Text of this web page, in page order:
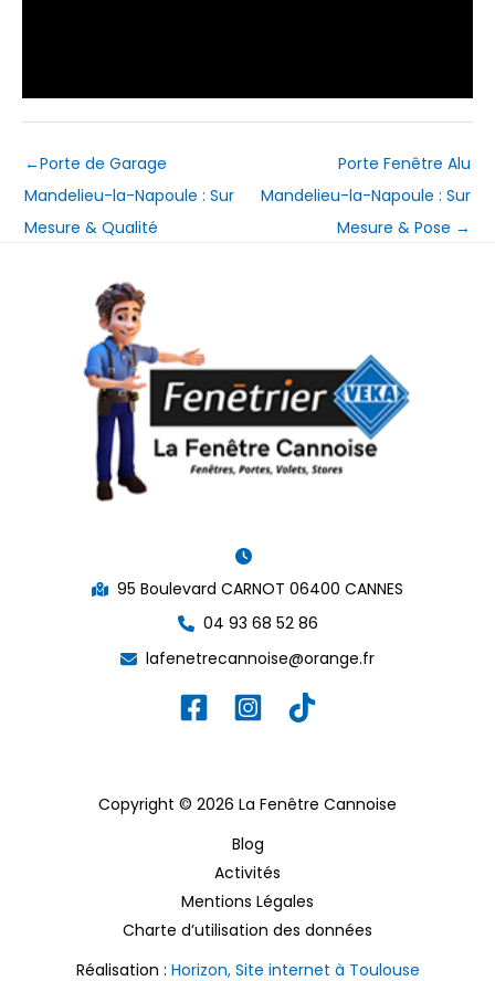
←Porte de Garage
Mandelieu-la-Napoule : Sur
Mesure & Qualité
Porte Fenêtre Alu
Mandelieu-la-Napoule : Sur
Mesure & Pose →
95 Boulevard CARNOT 06400 CANNES
04 93 68 52 86
lafenetrecannoise@orange.fr
Copyright © 2026 La Fenêtre Cannoise
Blog
Activités
Mentions Légales
Charte d’utilisation des données
Réalisation : Horizon, Site internet à Toulouse